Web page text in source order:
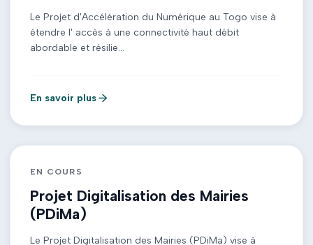
Le Projet d'Accélération du Numérique au Togo vise à
étendre l' accès à une connectivité haut débit
abordable et résilie...
En savoir plus
EN COURS
Projet Digitalisation des Mairies
(PDiMa)
Le Projet Digitalisation des Mairies (PDiMa) vise à